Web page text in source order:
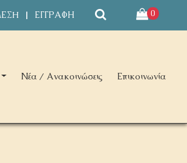
| ΕΓΓΡΑΦΗ 0
Νέα / Ανακοινώσεις Επικοινωνία